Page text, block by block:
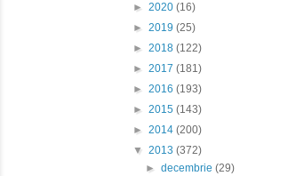
► 2020 (16)
► 2019 (25)
► 2018 (122)
► 2017 (181)
► 2016 (193)
► 2015 (143)
► 2014 (200)
▼ 2013 (372)
►decembrie(29)